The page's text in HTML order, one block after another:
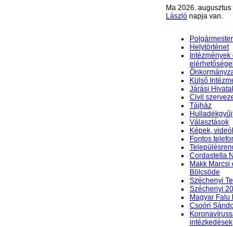
Ma 2026.
László napja van.
Helytörténet
elérhetőségei
Külső
Járási Hivatal
Civil
Tájház
Választások
Képek,
Fontos
Cordastella
Makk Marcsi
Bölcsöde
Széchenyi
Széchenyi
Magyar Falu
Csoóri
intézkedések